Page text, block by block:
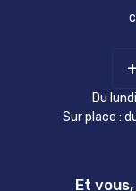
Du
Sur place :
Et